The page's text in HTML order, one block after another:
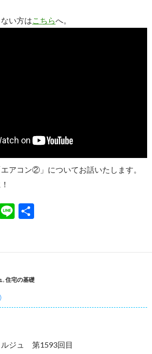
い方はこちらへ。
アコン②」についてお話いたします。
Li
,住宅の基礎
ルジュ 第1593回目